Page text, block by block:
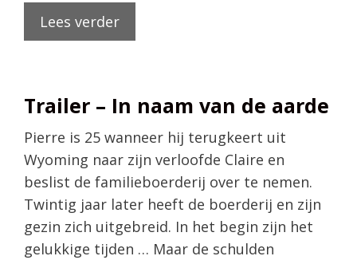
Lees verder
Trailer – In naam van de aarde
Pierre is 25 wanneer hij terugkeert uit
Wyoming naar zijn verloofde Claire en
beslist de familieboerderij over te nemen.
Twintig jaar later heeft de boerderij en zijn
gezin zich uitgebreid. In het begin zijn het
gelukkige tijden … Maar de schulden